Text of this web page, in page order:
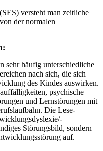
versteht man zeitliche
der normalen
sehr häufig unterschiedliche
nach sich, die sich
des Kindes auswirken.
psychische
und Lernstörungen mit
Die Lese-
Störungsbild, sondern
auf.